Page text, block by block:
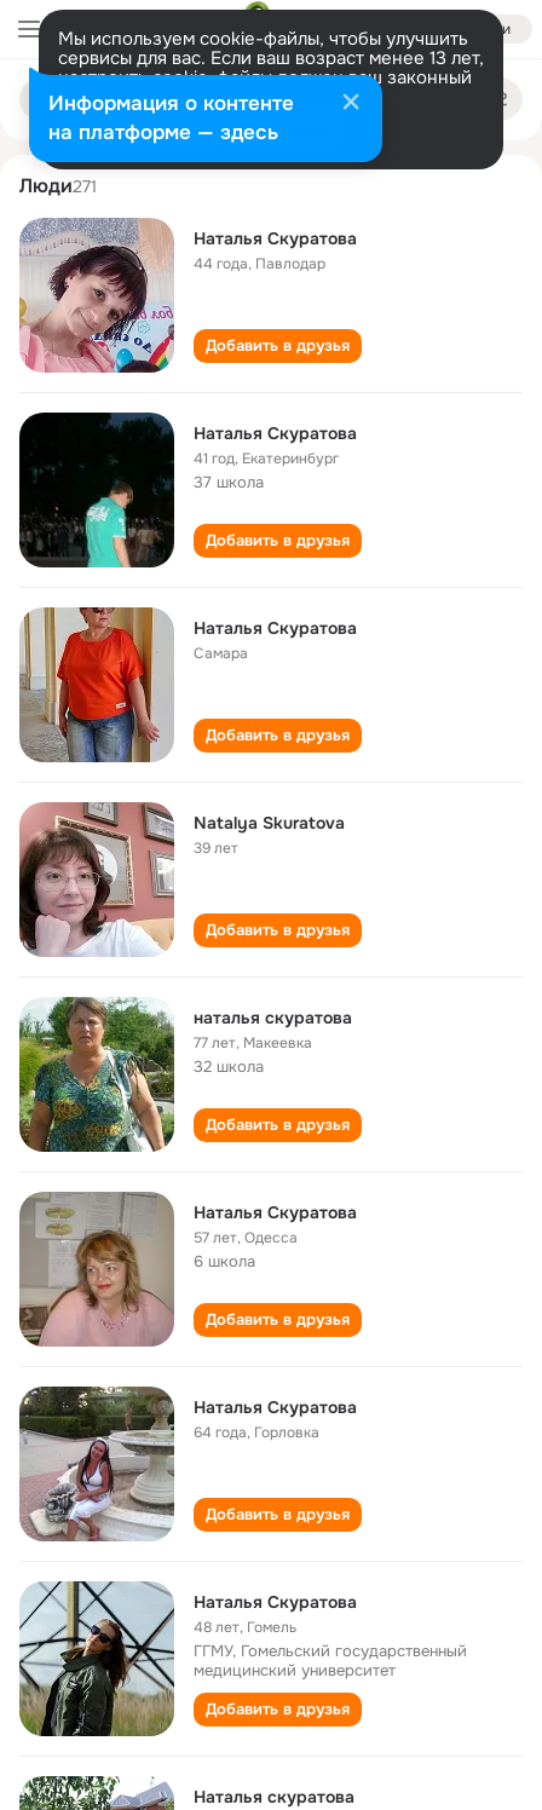
Войти
Мы используем cookie-файлы, чтобы улучшить
сервисы для вас. Если ваш возраст менее 13 лет,
настроить cookie-файлы должен ваш законный
представитель. Больше информации
Разрешить все Настроить
Поиск
людям
natalya skuratova
Люди271
Наталья Скуратова
44 года, Павлодар
Добавить в друзья
Наталья Скуратова
41 год, Екатеринбург
37 школа
Добавить в друзья
Наталья Скуратова
Самара
Добавить в друзья
Natalya Skuratova
39 лет
Добавить в друзья
наталья скуратова
77 лет, Макеевка
32 школа
Добавить в друзья
Наталья Скуратова
57 лет,Одесса
6 школа
Добавить в друзья
Наталья Скуратова
64 года, Горловка
Добавить в друзья
Наталья Скуратова
48 лет, Гомель
ГГМУ, Гомельский государственный
медицинский университет
Добавить в друзья
Наталья скуратова
Информация о контенте
на платформе — здесь